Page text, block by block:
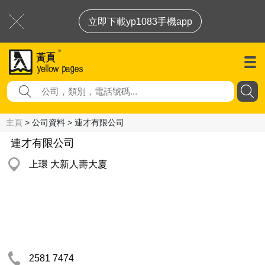
立即下載yp1083手機app
主頁 > 公司資料 > 連才有限公司
連才有限公司
上環 大新人壽大廈
2581 7474